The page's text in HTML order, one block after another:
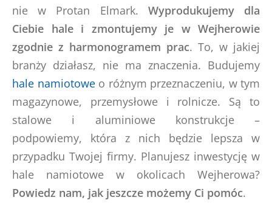
nie w Protan Elmark. Wyprodukujemy dla
Ciebie hale i zmontujemy je w Wejherowie
zgodnie z harmonogramem prac. To, w jakiej
branży działasz, nie ma znaczenia. Budujemy
hale namiotoweo różnym przeznaczeniu, w tym
magazynowe, przemysłowe i rolnicze. Są to
stalowe i aluminiowe konstrukcje –
podpowiemy, która z nich będzie lepsza w
przypadku Twojej firmy. Planujesz inwestycję w
hale namiotowe w okolicach Wejherowa?
Powiedz nam, jak jeszcze możemy Ci pomóc.